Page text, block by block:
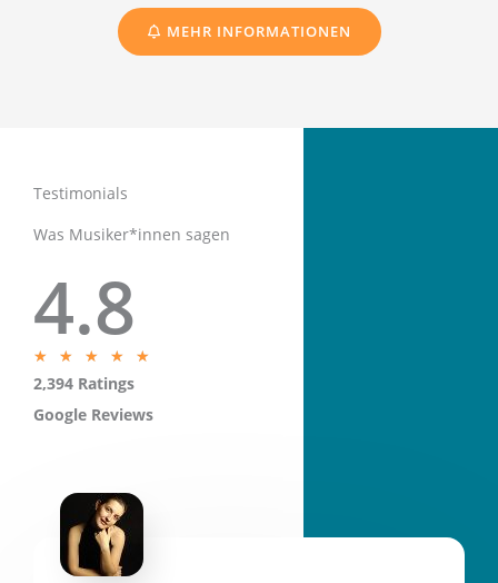
MEHR INFORMATIONEN
Testimonials
Was Musiker*innen sagen
4.8
★ ★ ★ ★ ★
5
2,394 Ratings
Google Reviews